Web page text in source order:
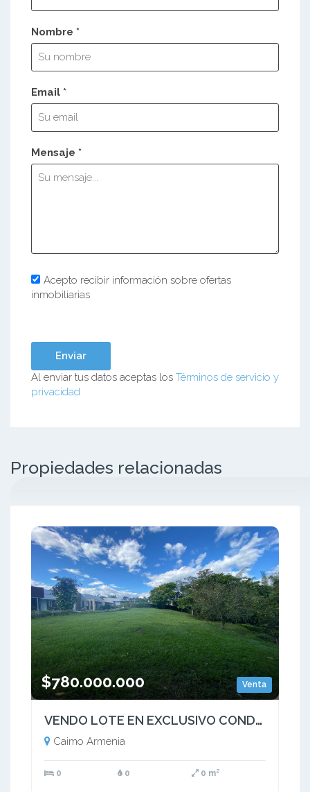
Nombre *
Email *
Mensaje *
Acepto recibir información sobre ofertas
inmobiliarias
Al enviar tus datos aceptas los Términos de servicio y
privacidad
Propiedades relacionadas
Venta
$780.000.000
VENDO LOTE EN EXCLUSIVO CONDOMINIO CAMPESTRE VIA EL CAIMO
Caimo Armenia
0 0 0 m²